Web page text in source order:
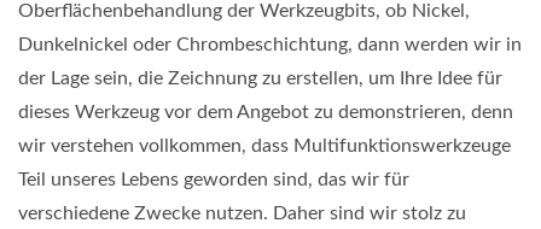
Oberflächenbehandlung der Werkzeugbits, ob Nickel,
Dunkelnickel oder Chrombeschichtung, dann werden wir in
der Lage sein, die Zeichnung zu erstellen, um Ihre Idee für
dieses Werkzeug vor dem Angebot zu demonstrieren, denn
wir verstehen vollkommen, dass Multifunktionswerkzeuge
Teil unseres Lebens geworden sind, das wir für
verschiedene Zwecke nutzen. Daher sind wir stolz zu